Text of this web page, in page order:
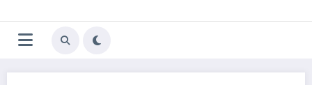
au
contenu
Trivela
L'actualité du football